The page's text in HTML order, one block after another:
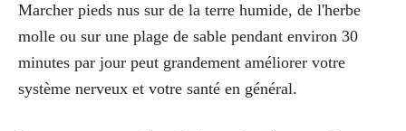
Marcher pieds nus sur de la terre humide, de l'herbe
molle ou sur une plage de sable pendant environ 30
minutes par jour peut grandement améliorer votre
système nerveux et votre santé en général.